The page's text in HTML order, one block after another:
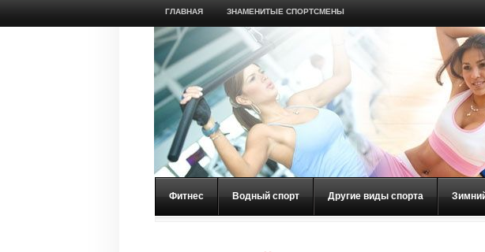
ГЛАВНАЯ ЗНАМЕНИТЫЕ СПОРТСМЕНЫ
Фитнес Водный спорт Другие виды спорта